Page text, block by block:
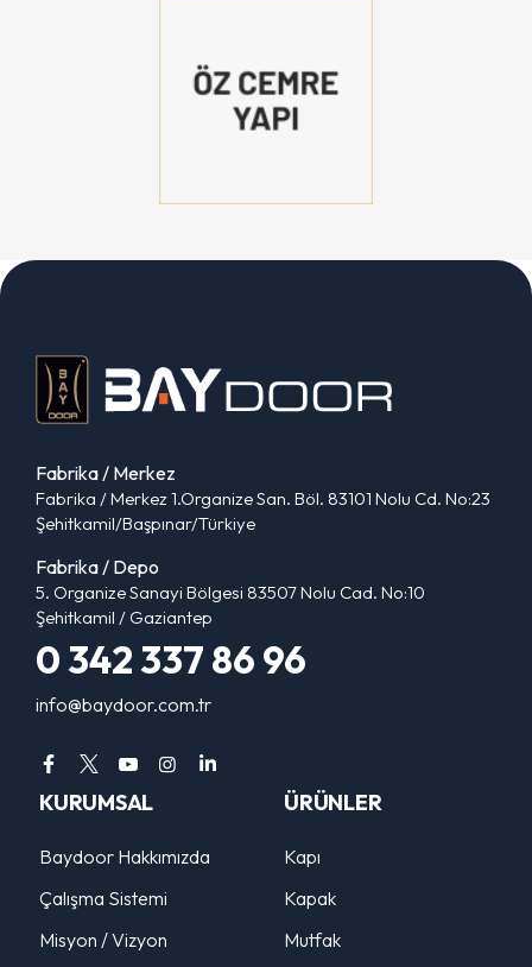
Fabrika / Merkez
Fabrika / Merkez 1.Organize San. Böl. 83101 Nolu Cd. No:23
Şehitkamil/Başpınar/Türkiye
Fabrika / Depo
5. Organize Sanayi Bölgesi 83507 Nolu Cad. No:10
Şehitkamil / Gaziantep
0 342 337 86 96
info@baydoor.com.tr
KURUMSAL
Baydoor Hakkımızda
Çalışma Sistemi
Misyon / Vizyon
ÜRÜNLER
Kapı
Kapak
Mutfak